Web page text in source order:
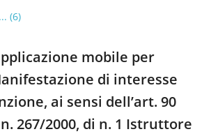
(6)
mobile per
di interesse
ai sensi dell’art. 90
267/2000, di n. 1 Istruttore